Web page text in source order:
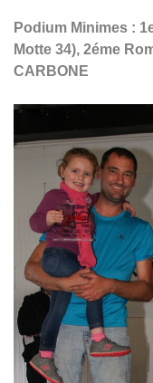
Podium Minimes :
Motte 34), 2éme
CARBONE